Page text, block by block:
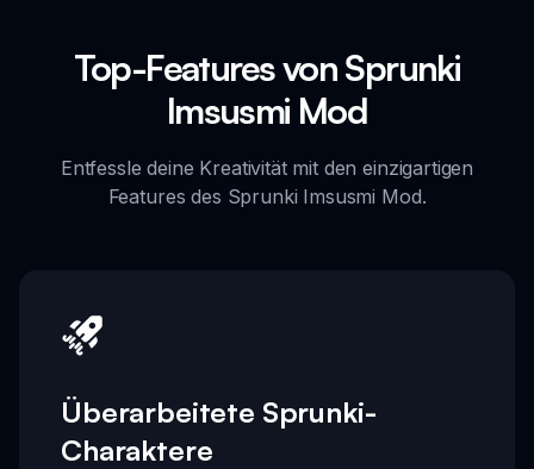
Top-Features von Sprunki
Imsusmi Mod
Entfessle deine Kreativität mit den einzigartigen
Features des Sprunki Imsusmi Mod.
Überarbeitete Sprunki-
Charaktere